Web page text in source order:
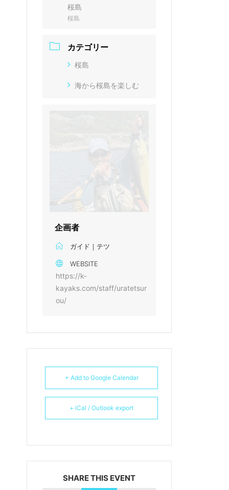
桜島
桜島
カテゴリー
桜島
海から桜島を楽しむ
企画者
ガイド｜テツ
WEBSITE
https://k-
kayaks.com/staff/uratetsur
ou/
+ Add to Google Calendar
+ iCal / Outlook export
SHARE THIS EVENT